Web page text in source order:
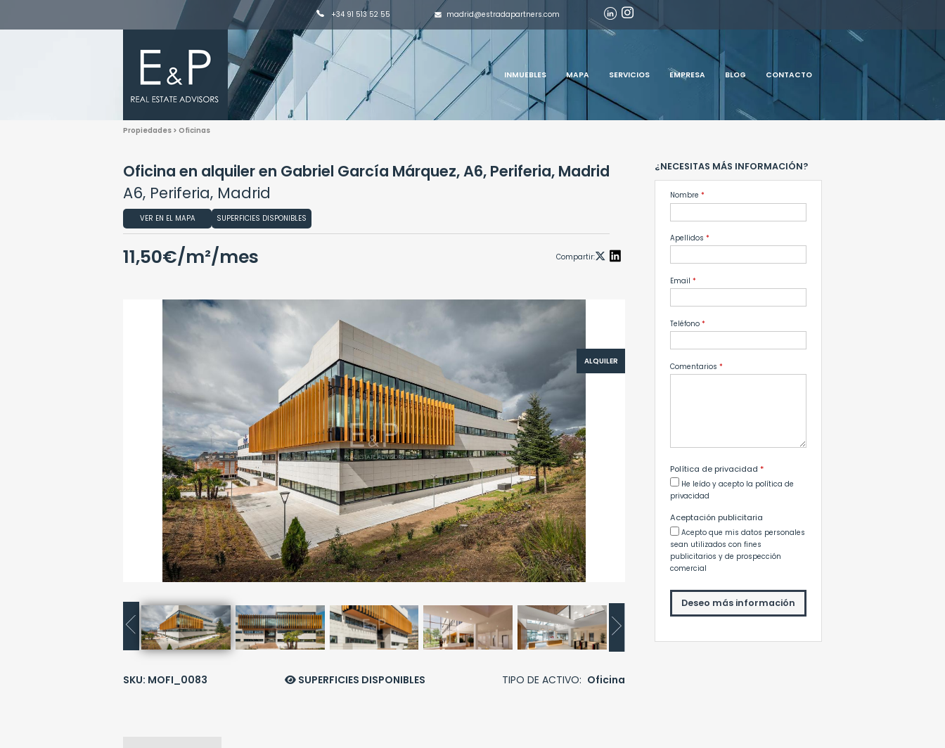
+34 91 513 52 55 madrid@estradapartners.com
INMUEBLES MAPA SERVICIOS EMPRESA BLOG CONTACTO
Propiedades > Oficinas
Oficina en alquiler en Gabriel García Márquez, A6, Periferia, Madrid
A6, Periferia, Madrid
VER EN EL MAPA SUPERFICIES DISPONIBLES
11,50€/m²/mes Compartir:
ALQUILER
SKU: MOFI_0083 SUPERFICIES DISPONIBLES TIPO DE ACTIVO: Oficina
¿NECESITAS MÁS INFORMACIÓN?
Nombre *
Apellidos *
Email *
Teléfono *
Comentarios *
Política de privacidad *
He leído y acepto la política de
privacidad
Aceptación publicitaria
Acepto que mis datos personales
sean utilizados con fines
publicitarios y de prospección
comercial
Deseo más información